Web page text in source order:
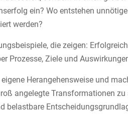
ein? Wo entstehen
werden?
die zeigen:
Prozesse, Ziele und
Herangehensweise und
angelegte Transformationen
belastbare